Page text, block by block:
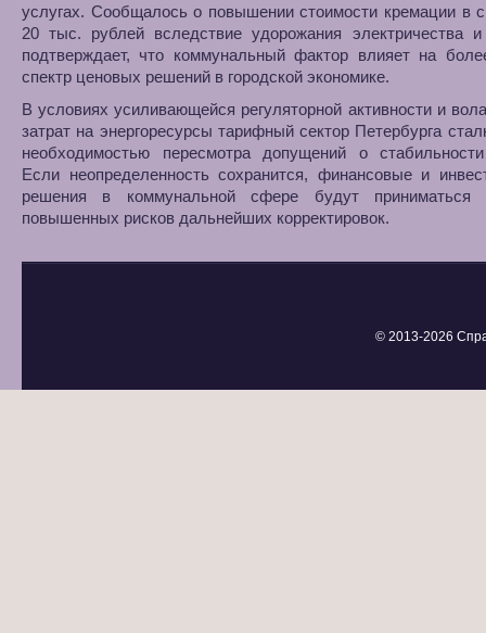
услугах. Сообщалось о повышении стоимости кремации в
20 тыс. рублей вследствие удорожания электричества
подтверждает, что коммунальный фактор влияет на
спектр ценовых решений в городской экономике.
В условиях усиливающейся регуляторной активности и
затрат на энергоресурсы тарифный сектор Петербурга
необходимостью пересмотра допущений о
Если неопределенность сохранится, финансовые и
решения в коммунальной сфере будут приниматься
повышенных рисков дальнейших корректировок.
© 2013-2026